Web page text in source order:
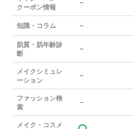
クーポン情報
－
知識・コラム －
肌質・肌年齢診
断
－
メイクシミュレ
ーション
－
ファッション検
索
－
メイク・コスメ